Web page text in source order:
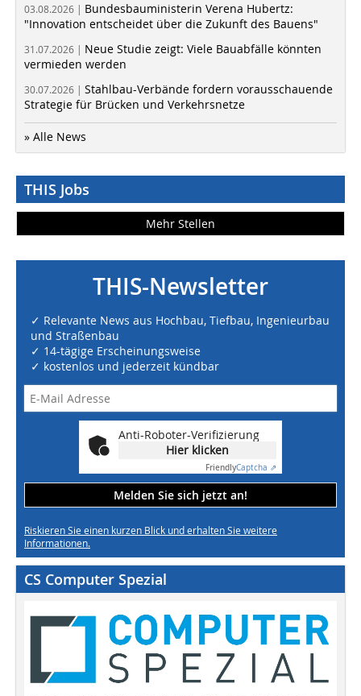
03.08.2026 | Bundesbauministerin Verena Hubertz:
"Innovation entscheidet über die Zukunft des Bauens"
31.07.2026 | Neue Studie zeigt: Viele Bauabfälle könnten
vermieden werden
30.07.2026 | Stahlbau-Verbände fordern vorausschauende
Strategie für Brücken und Verkehrsnetze
» Alle News
THIS Jobs
Mehr Stellen
THIS-Newsletter
✓ Relevante News aus Hochbau, Tiefbau, Ingenieurbau
und Straßenbau
✓ 14-tägige Erscheinungsweise
✓ kostenlos und jederzeit kündbar
Anti-Roboter-Verifizierung
Hier klicken
FriendlyCaptcha ⇗
Melden Sie sich jetzt an!
Riskieren Sie einen kurzen Blick und erhalten Sie weitere
Informationen.
CS Computer Spezial